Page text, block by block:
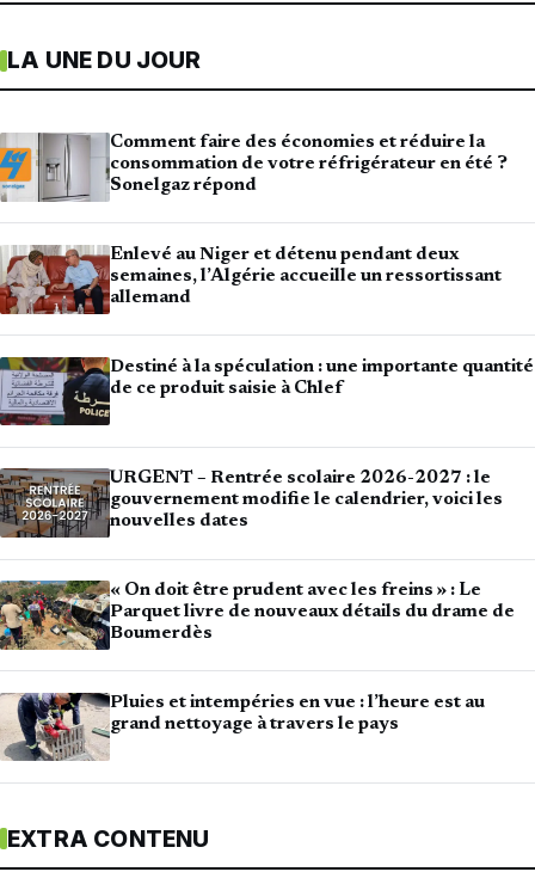
LA UNE DU JOUR
Comment faire des économies et réduire la
consommation de votre réfrigérateur en été ?
Sonelgaz répond
Enlevé au Niger et détenu pendant deux
semaines, l’Algérie accueille un ressortissant
allemand
Destiné à la spéculation : une importante quantité
de ce produit saisie à Chlef
URGENT – Rentrée scolaire 2026-2027 : le
gouvernement modifie le calendrier, voici les
nouvelles dates
« On doit être prudent avec les freins » : Le
Parquet livre de nouveaux détails du drame de
Boumerdès
Pluies et intempéries en vue : l’heure est au
grand nettoyage à travers le pays
EXTRA CONTENU